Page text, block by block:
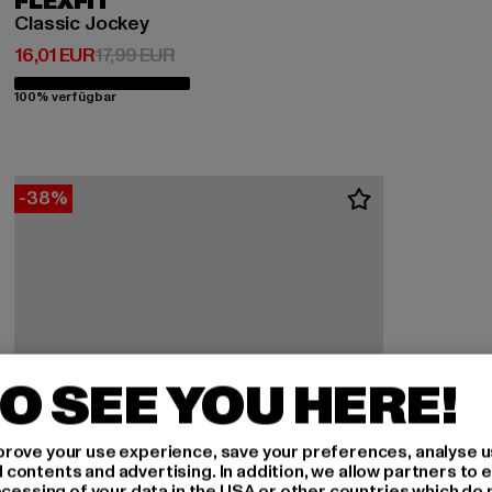
Classic Jockey
16,01 EUR
Derzeitiger Preis: 16,01 EUR
17,99 EURAktionspreis: 17,99 EUR
100% verfügbar
-38%
SEE YOU HERE!
your use experience, save your preferences, analyse
and advertising. In addition, we allow partners to